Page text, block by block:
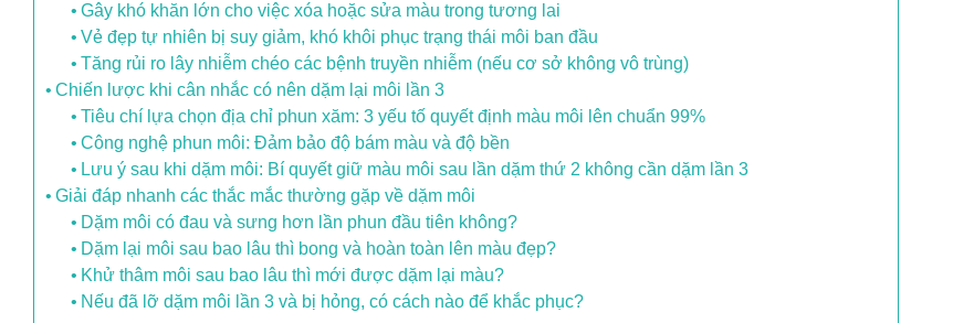
Gây khó khăn lớn cho việc xóa hoặc sửa màu trong tương lai
Vẻ đẹp tự nhiên bị suy giảm, khó khôi phục trạng thái môi ban đầu
Tăng rủi ro lây nhiễm chéo các bệnh truyền nhiễm (nếu cơ sở không vô trùng)
Chiến lược khi cân nhắc có nên dặm lại môi lần 3
Tiêu chí lựa chọn địa chỉ phun xăm: 3 yếu tố quyết định màu môi lên chuẩn 99%
Công nghệ phun môi: Đảm bảo độ bám màu và độ bền
Lưu ý sau khi dặm môi: Bí quyết giữ màu môi sau lần dặm thứ 2 không cần dặm lần 3
Giải đáp nhanh các thắc mắc thường gặp về dặm môi
Dặm môi có đau và sưng hơn lần phun đầu tiên không?
Dặm lại môi sau bao lâu thì bong và hoàn toàn lên màu đẹp?
Khử thâm môi sau bao lâu thì mới được dặm lại màu?
Nếu đã lỡ dặm môi lần 3 và bị hỏng, có cách nào để khắc phục?